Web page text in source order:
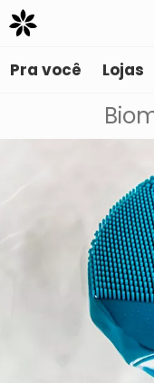
Pra você Lojas